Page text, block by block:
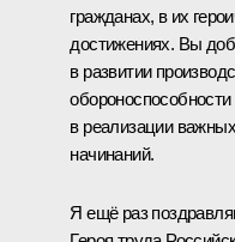
гражданах, в их
достижениях. Вы
в развитии
в реализации
начинаний.
Я ещё раз